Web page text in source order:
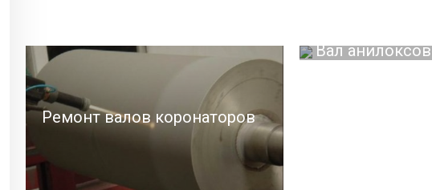
Ремонт валов коронаторов
Вал